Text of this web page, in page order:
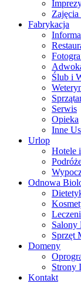
Fabrykacja
Ślub i
Serwis
Opieka
Inne
Urlop
Hotele
Odnowa
Salony
Sprzęt
Domeny
Strony
Kontakt